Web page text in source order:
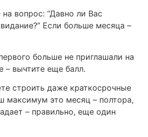
на вопрос: “Давно ли Вас
Если больше месяца –
больше не приглашали на
– вычтите еще балл.
строить даже краткосрочные
максимум это месяц – полтора,
– правильно, еще один